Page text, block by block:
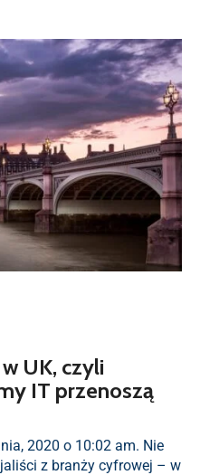
UK, czyli
IT przenoszą
2020 o 10:02 am. Nie
z branży cyfrowej – w